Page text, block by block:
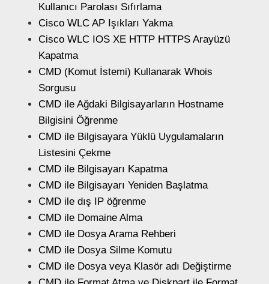
Kullanıcı Parolası Sıfırlama
Cisco WLC AP Işıkları Yakma
Cisco WLC IOS XE HTTP HTTPS Arayüzü
Kapatma
CMD (Komut İstemi) Kullanarak Whois
Sorgusu
CMD ile Ağdaki Bilgisayarların Hostname
Bilgisini Öğrenme
CMD ile Bilgisayara Yüklü Uygulamaların
Listesini Çekme
CMD ile Bilgisayarı Kapatma
CMD ile Bilgisayarı Yeniden Başlatma
CMD ile dış IP öğrenme
CMD ile Domaine Alma
CMD ile Dosya Arama Rehberi
CMD ile Dosya Silme Komutu
CMD ile Dosya veya Klasör adı Değiştirme